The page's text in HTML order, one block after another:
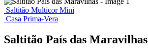
Saltitão Multicor Mini
Casa Prima-Vera
Saltitão País das Maravilhas